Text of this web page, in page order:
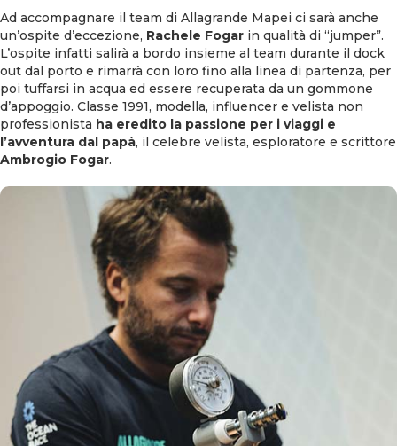
Ad accompagnare il team di Allagrande Mapei ci sarà anche
un’ospite d’eccezione, Rachele Fogar in qualità di “jumper”.
L’ospite infatti salirà a bordo insieme al team durante il dock
out dal porto e rimarrà con loro fino alla linea di partenza, per
poi tuffarsi in acqua ed essere recuperata da un gommone
d’appoggio. Classe 1991, modella, influencer e velista non
professionista ha eredito la passione per i viaggi e
l’avventura dal papà, il celebre velista, esploratore e scrittore
Ambrogio Fogar.